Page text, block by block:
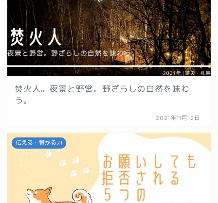
焚火人。夜景と野営。野ざらしの自然を味わ
う。
2021年11月12日
伝える・繋がる力